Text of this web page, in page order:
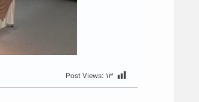
Post Views: ۱۳